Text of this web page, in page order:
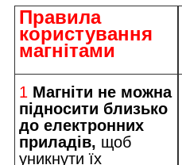
Правила
користування
магнітами
1 Магніти не можна
підносити близько
до електронних
приладів, щоб
уникнути їх